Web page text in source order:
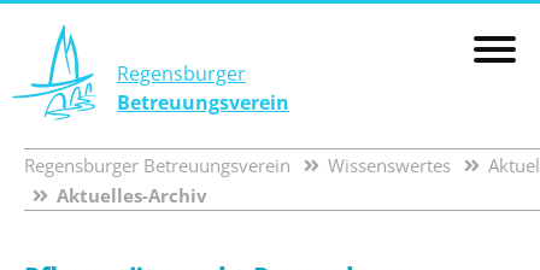
Regensburger
Betreuungsverein
Regensburger Betreuungsverein Wissenswertes
Aktuelles-Archiv